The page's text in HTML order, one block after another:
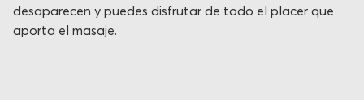
desaparecen y puedes disfrutar de todo el placer que
aporta el masaje.